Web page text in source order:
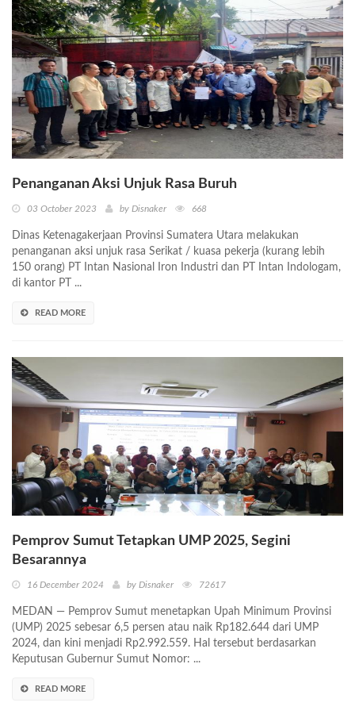
Penanganan Aksi Unjuk Rasa Buruh
03 October 2023 by Disnaker 668
Dinas Ketenagakerjaan Provinsi Sumatera Utara melakukan
penanganan aksi unjuk rasa Serikat / kuasa pekerja (kurang lebih
150 orang) PT Intan Nasional Iron Industri dan PT Intan Indologam,
di kantor PT ...
READ MORE
Pemprov Sumut Tetapkan UMP 2025, Segini
Besarannya
16 December 2024 by Disnaker 72617
MEDAN — Pemprov Sumut menetapkan Upah Minimum Provinsi
(UMP) 2025 sebesar 6,5 persen atau naik Rp182.644 dari UMP
2024, dan kini menjadi Rp2.992.559. Hal tersebut berdasarkan
Keputusan Gubernur Sumut Nomor: ...
READ MORE